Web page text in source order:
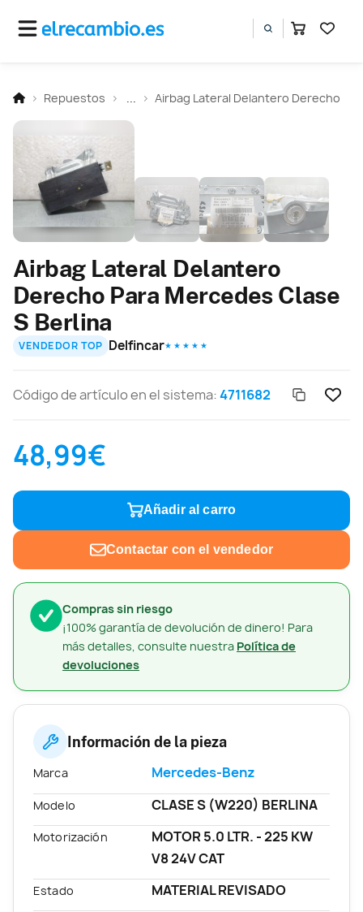
Repuestos Airbag Lateral Delantero Derecho
Compras sin riesgo
¡100% garantía de devolución de dinero! Para
más detalles, consulte nuestra Política de
devoluciones
Airbag Lateral Delantero
Derecho Para Mercedes Clase
S Berlina
VENDEDOR TOP Delfincar★ ★ ★ ★ ★
Código de artículo en el sistema:4711682
48,99€
Añadir al carro
Contactar con el vendedor
Información de la pieza
Marca Mercedes-Benz
Modelo CLASE S (W220) BERLINA
Motorización
MOTOR 5.0 LTR. - 225 KW
V8 24V CAT
Estado MATERIAL REVISADO